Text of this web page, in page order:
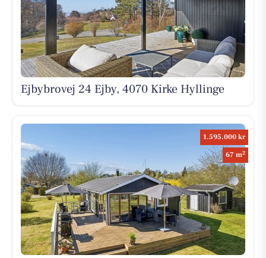
Ejbybrovej 24 Ejby, 4070 Kirke Hyllinge
1.595.000 kr
67 m2